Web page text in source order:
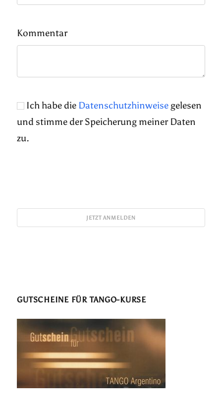
Kommentar
Ich habe die Datenschutzhinweise gelesen
und stimme der Speicherung meiner Daten
zu.
GUTSCHEINE FÜR TANGO-KURSE